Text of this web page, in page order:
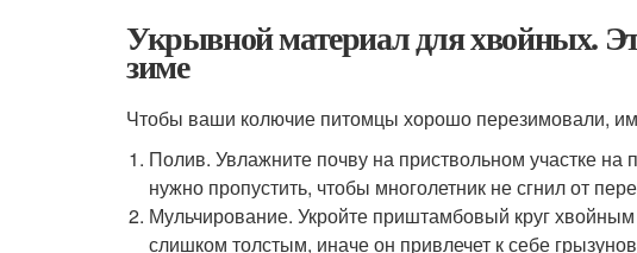
Укрывной материал для хвойных.
зиме
Чтобы ваши колючие питомцы хорошо перезимовали, им
Полив. Увлажните почву на приствольном участке на
нужно пропустить, чтобы многолетник не сгнил от
Мульчирование. Укройте приштамбовый круг
слишком толстым, иначе он привлечет к себе